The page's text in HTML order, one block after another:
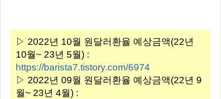
▷ 2022년 10월 원달러환율 예상금액(22년
10월~ 23년 5월) :
https://barista7.tistory.com/6974
▷ 2022년 09월 원달러환율 예상금액(22년 9
월~ 23년 4월) :